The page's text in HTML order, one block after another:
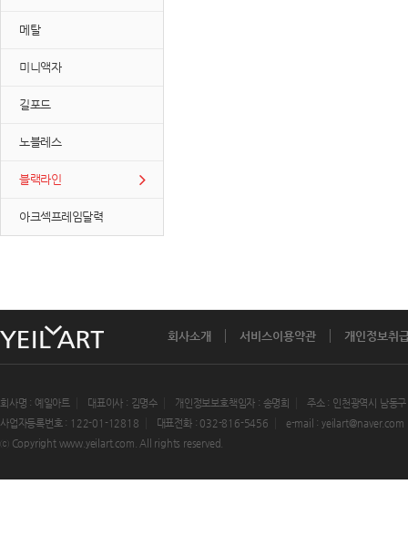
메탈
미니액자
길포드
노블레스
블랙라인
아크섹프레임달력
회사소개 서비스이용약관 개인정보취
회사명 : 예일아트 대표이사 : 김명수 개인정보보호책임자 : 송명희
주소 : 인천광역시 남동
사업자등록번호 : 122-01-12818
대표전화 : 032-816-5456
e-mail : yeilart@naver.com
ⓒ Copyright www.yeilart.com. All rights reserved.